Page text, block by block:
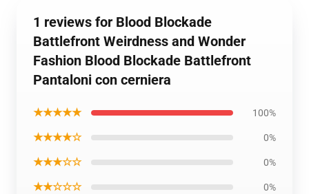
1 reviews for Blood Blockade
Battlefront Weirdness and Wonder
Fashion Blood Blockade Battlefront
Pantaloni con cerniera
★★★★★ 100%
★★★★☆ 0%
★★★☆☆ 0%
★★☆☆☆ 0%